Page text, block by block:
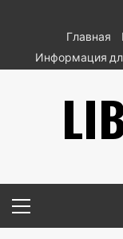
содержимому
Главная
Информация
меню